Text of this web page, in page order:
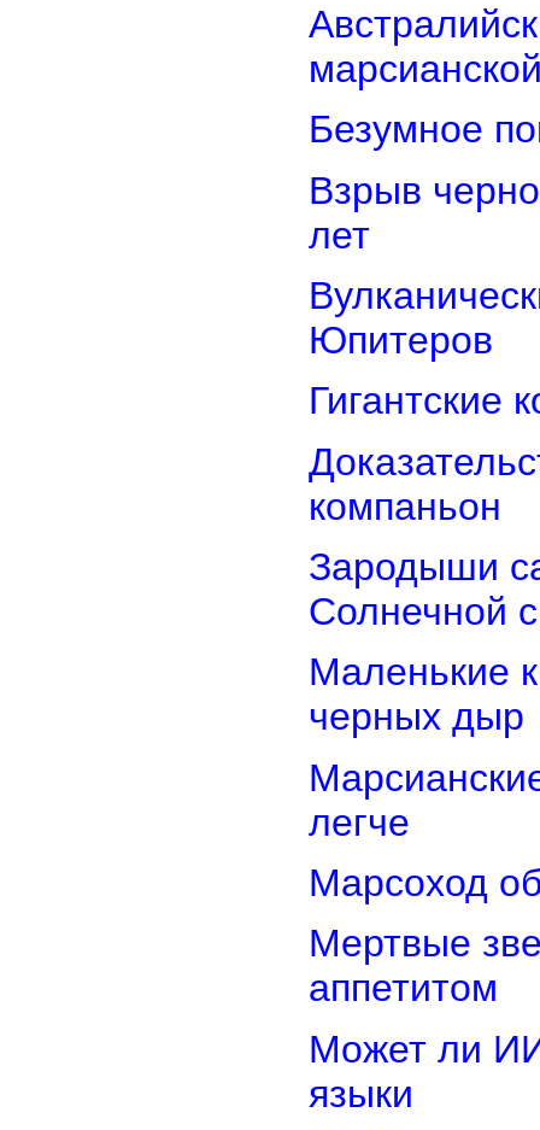
Безумное
Взрыв
лет
Юпитеров
Гигантские
компаньон
Зародыши
Солнечной
Маленькие
черных дыр
легче
Марсоход
Мертвые
аппетитом
Может ли
языки